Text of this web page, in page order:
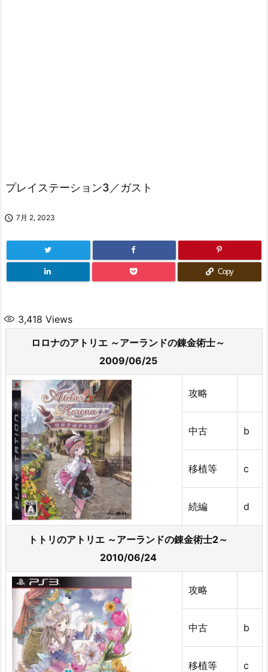
プレイステーション3／ガスト
 7月 2, 2023
Copy
3,418 Views
ロロナのアトリエ ～アーランドの錬金術士～
2009/06/25
攻略
中古 b
移植等 c
続編 d
トトリのアトリエ ～アーランドの錬金術士2～
2010/06/24
攻略
中古 b
移植等 c